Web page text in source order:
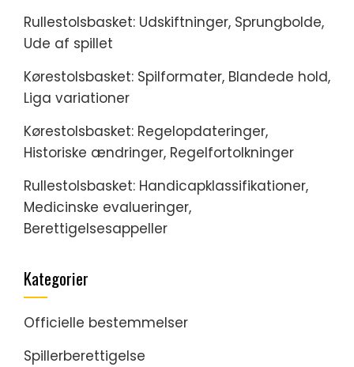
Rullestolsbasket: Udskiftninger, Sprungbolde,
Ude af spillet
Kørestolsbasket: Spilformater, Blandede hold,
Liga variationer
Kørestolsbasket: Regelopdateringer,
Historiske ændringer, Regelfortolkninger
Rullestolsbasket: Handicapklassifikationer,
Medicinske evalueringer,
Berettigelsesappeller
Kategorier
Officielle bestemmelser
Spillerberettigelse